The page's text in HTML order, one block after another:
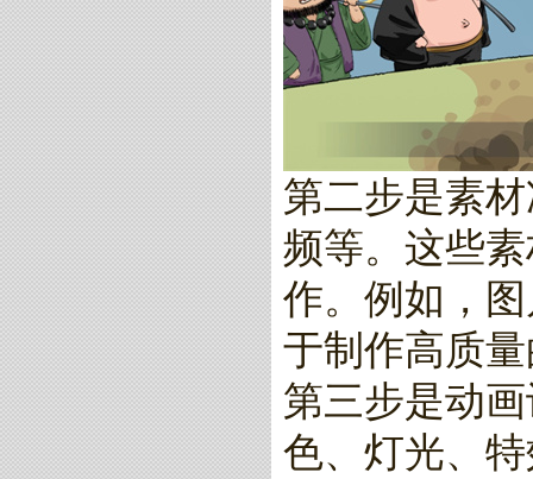
第二步是素
频等。这些
作。例如，
于制作高质
第三步是动
色、灯光、